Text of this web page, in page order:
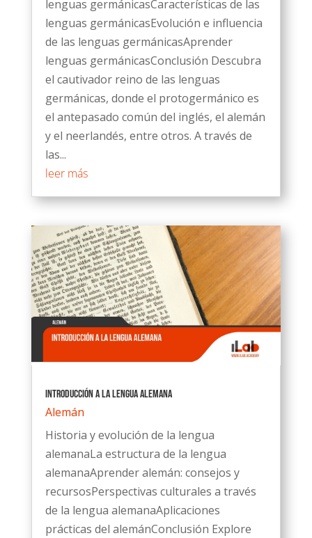
lenguas germánicasCaracterísticas de las
lenguas germánicasEvolución e influencia
de las lenguas germánicasAprender
lenguas germánicasConclusión Descubra
el cautivador reino de las lenguas
germánicas, donde el protogermánico es
el antepasado común del inglés, el alemán
y el neerlandés, entre otros. A través de
las...
leer más
Introducción a la lengua alemana
Alemán
Historia y evolución de la lengua
alemanaLa estructura de la lengua
alemanaAprender alemán: consejos y
recursosPerspectivas culturales a través
de la lengua alemanaAplicaciones
prácticas del alemánConclusión Explore